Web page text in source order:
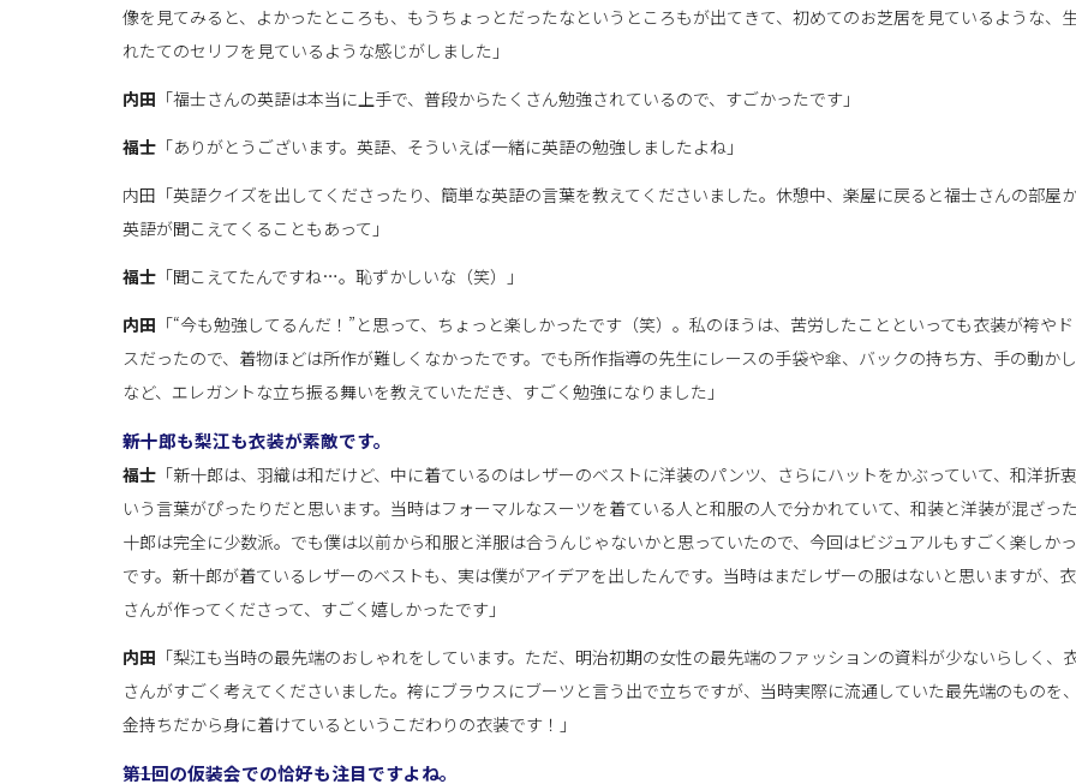
像を見てみると、よかったところも、もうちょっとだったなというところもが出てきて、初めてのお芝居を見ているような、
れたてのセリフを見ているような感じがしました」
内田 「福士さんの英語は本当に上手で、普段からたくさん勉強されているので、すごかったです」
福士 「ありがとうございます。英語、そういえば一緒に英語の勉強しましたよね」
内田「英語クイズを出してくださったり、簡単な英語の言葉を教えてくださいました。休憩中、楽屋に戻ると福士さんの部屋
英語が聞こえてくることもあって」
福士 「聞こえてたんですね…。恥ずかしいな（笑）」
内田 「“今も勉強してるんだ！”と思って、ちょっと楽しかったです（笑）。私のほうは、苦労したことといっても衣装が袴や
スだったので、着物ほどは所作が難しくなかったです。でも所作指導の先生にレースの手袋や傘、バックの持ち方、手の動か
など、エレガントな立ち振る舞いを教えていただき、すごく勉強になりました」
――新十郎も梨江も衣装が素敵です。
福士 「新十郎は、羽織は和だけど、中に着ているのはレザーのベストに洋装のパンツ、さらにハットをかぶっていて、和洋折
いう言葉がぴったりだと思います。当時はフォーマルなスーツを着ている人と和服の人で分かれていて、和装と洋装が混ざっ
十郎は完全に少数派。でも僕は以前から和服と洋服は合うんじゃないかと思っていたので、今回はビジュアルもすごく楽しか
です。新十郎が着ているレザーのベストも、実は僕がアイデアを出したんです。当時はまだレザーの服はないと思いますが、
さんが作ってくださって、すごく嬉しかったです」
内田 「梨江も当時の最先端のおしゃれをしています。ただ、明治初期の女性の最先端のファッションの資料が少ないらしく、
さんがすごく考えてくださいました。袴にブラウスにブーツと言う出で立ちですが、当時実際に流通していた最先端のものを
金持ちだから身に着けているというこだわりの衣装です！」
――第1回の仮装会での恰好も注目ですよね。